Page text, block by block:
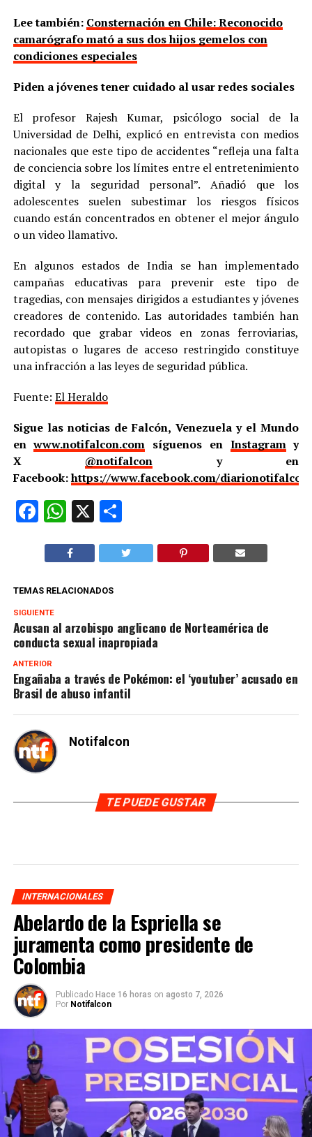
Lee también: Consternación en Chile: Reconocido
camarógrafo mató a sus dos hijos gemelos con
condiciones especiales
Piden a jóvenes tener cuidado al usar redes sociales
El profesor Rajesh Kumar, psicólogo social de la
Universidad de Delhi, explicó en entrevista con medios
nacionales que este tipo de accidentes “refleja una falta
de conciencia sobre los límites entre el entretenimiento
digital y la seguridad personal”. Añadió que los
adolescentes suelen subestimar los riesgos físicos
cuando están concentrados en obtener el mejor ángulo
o un video llamativo.
En algunos estados de India se han implementado
campañas educativas para prevenir este tipo de
tragedias, con mensajes dirigidos a estudiantes y jóvenes
creadores de contenido. Las autoridades también han
recordado que grabar videos en zonas ferroviarias,
autopistas o lugares de acceso restringido constituye
una infracción a las leyes de seguridad pública.
Fuente: El Heraldo
Sigue las noticias de Falcón, Venezuela y el Mundo
enwww.notifalcon.com síguenos en Instagramy
X @notifalcon y en
Facebook:https://www.facebook.com/
Facebook
WhatsApp
X Compartir
TEMAS RELACIONADOS
SIGUIENTE
Acusan al arzobispo anglicano de Norteamérica de
conducta sexual inapropiada
ANTERIOR
Engañaba a través de Pokémon: el ‘youtuber’ acusado en
Brasil de abuso infantil
Notifalcon
TE PUEDE GUSTAR
INTERNACIONALES
Abelardo de la Espriella se
juramenta como presidente de
Colombia
Publicado Hace 16 horas on agosto 7, 2026
Por Notifalcon